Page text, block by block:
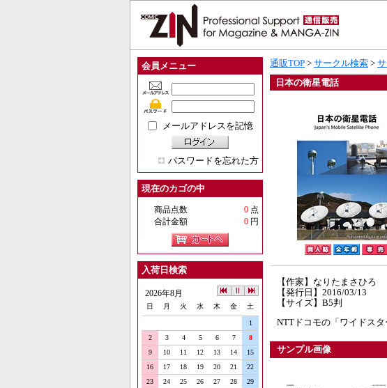
会員メニュー
メールアドレスを記憶
パスワードを忘れた方
現在のカゴの中
商品点数 0 点
合計金額
0 円
入荷日検索
2026年8月
日 月 火 水 木 金 土
1
2
3 4 5 6 7
8
9
10 11 12 13 14
15
16
17 18 19 20 21
22
23
24 25 26 27 28
29
通販TOP > サークル検索 >
日本の衛星電話
【作家】なりたまさひろ
【発行日】2016/03/13
【サイズ】B5判
NTTドコモの「ワイドス
サンプル画像